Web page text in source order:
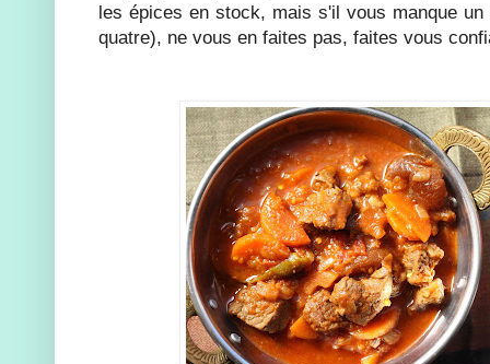
les épices en stock, mais s'il vous manque
quatre), ne vous en faites pas, faites vous